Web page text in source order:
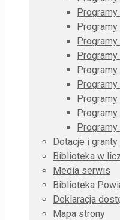
Programy
Programy
Programy
Programy
Programy
Programy
Programy
Dotacje i granty
Biblioteka w
Media serwis
Biblioteka
Deklaracja
Mapa strony